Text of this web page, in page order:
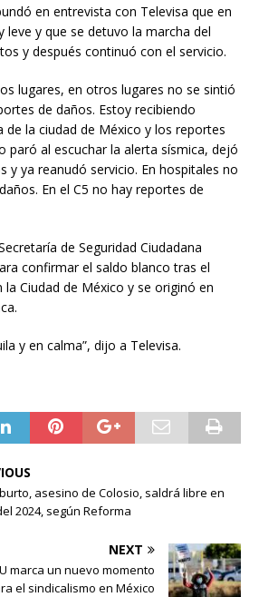
en entrevista con Televisa que en
leve y que se detuvo la marcha del
y después continuó con el servicio.
lugares, en otros lugares no se sintió
de daños. Estoy recibiendo
de la ciudad de México y los reportes
paró al escuchar la alerta sísmica, dejó
y ya reanudó servicio. En hospitales no
En el C5 no hay reportes de
de Seguridad Ciudadana
confirmar el saldo blanco tras el
Ciudad de México y se originó en
y en calma”, dijo a Televisa.
asesino de Colosio, saldrá libre en
2024, según Reforma
NEXT
marca un nuevo momento
el sindicalismo en México